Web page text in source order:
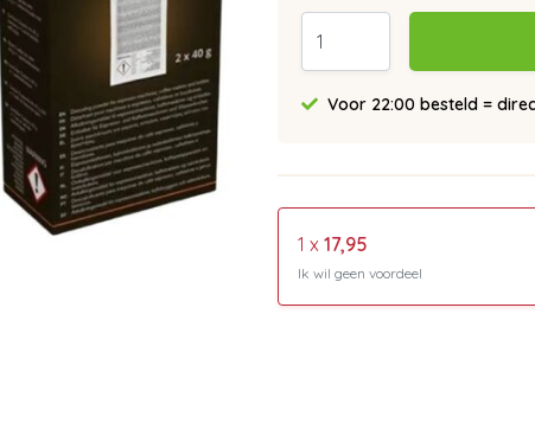
Voor 22:00 besteld =
1 x 17,95
Ik wil geen voordeel